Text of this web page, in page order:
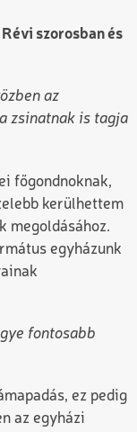
szorosban és
az
zsinatnak is tagja
főgondnoknak,
kerülhettem
megoldásához.
egyházunk
fontosabb
ez pedig
az egyházi